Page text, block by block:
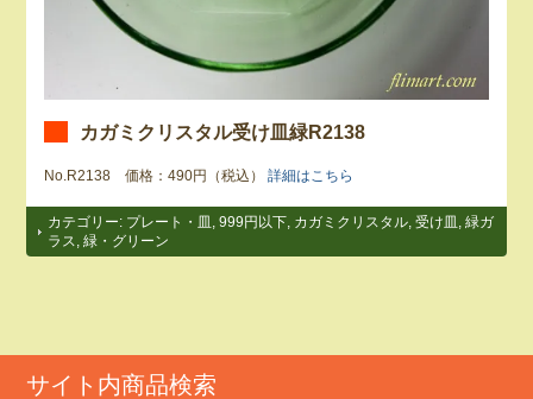
カガミクリスタル受け皿緑R2138
No.R2138 価格：490円（税込）詳細はこちら
カテゴリー: プレート・皿 ,999円以下 カガミクリスタル ,受け皿 ,緑ガ
ラス
,緑・グリーン
サイト内商品検索